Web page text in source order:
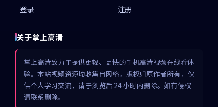
登录 注册
关于掌上高清
掌上高清致力于提供更轻、更快的手机高清视频在线看体
验。本站视频资源均收集自网络，版权归原作者所有，仅
供个人学习交流，请于浏览后 24 小时内删除。如有侵权
请联系删除。